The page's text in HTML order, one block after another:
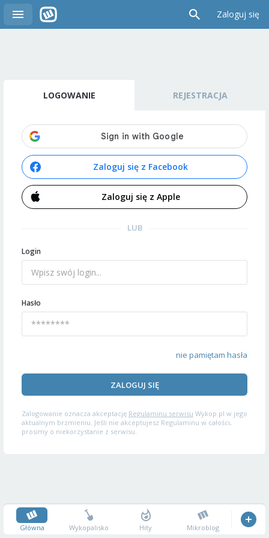
Zaloguj się
LOGOWANIE REJESTRACJA
Zaloguj się z Facebook
Zaloguj się z Apple
LUB
Login
Hasło
nie pamiętam hasła
ZALOGUJ SIĘ
Zalogowanie oznacza akceptację Regulaminu serwisu Wykop.pl w jego
aktualnym brzmieniu. Jeśli nie akceptujesz Regulaminu w całości,
prosimy o niekorzystanie z serwisu.
Główna Wykopalisko Hity Mikroblog